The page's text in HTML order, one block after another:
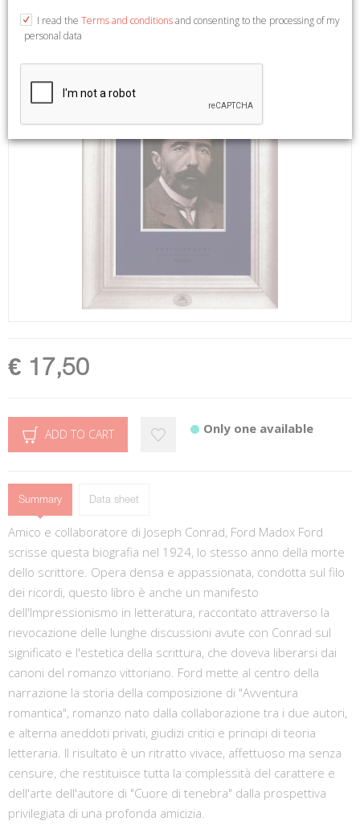
€ 17,50
ADD TO CART Only one available
Summary Data sheet
Amico e collaboratore di Joseph Conrad, Ford Madox Ford
scrisse questa biografia nel 1924, lo stesso anno della morte
dello scrittore. Opera densa e appassionata, condotta sul filo
dei ricordi, questo libro è anche un manifesto
dell'Impressionismo in letteratura, raccontato attraverso la
rievocazione delle lunghe discussioni avute con Conrad sul
significato e l'estetica della scrittura, che doveva liberarsi dai
canoni del romanzo vittoriano. Ford mette al centro della
narrazione la storia della composizione di "Avventura
romantica", romanzo nato dalla collaborazione tra i due autori,
e alterna aneddoti privati, giudizi critici e principi di teoria
letteraria. Il risultato è un ritratto vivace, affettuoso ma senza
censure, che restituisce tutta la complessità del carattere e
dell'arte dell'autore di "Cuore di tenebra" dalla prospettiva
privilegiata di una profonda amicizia.
I read the Terms and conditionsand consenting to the processing of my
personal data